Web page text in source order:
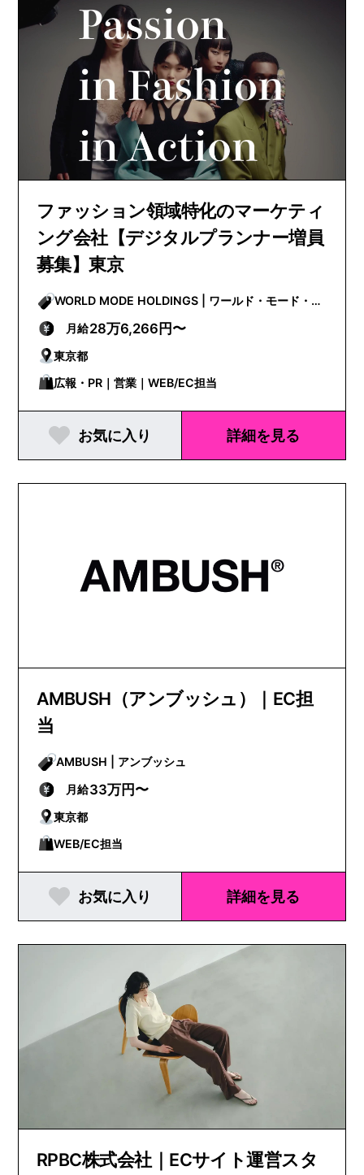
ファッション領域特化のマーケティ
ング会社【デジタルプランナー増員
募集】東京
WORLD MODE HOLDINGS | ワールド・モード・ホ
ールディングス
月給28万6,266円〜
東京都
広報・PR｜営業｜WEB/EC担当
お気に入り 詳細を見る
AMBUSH（アンブッシュ）｜EC担
当
AMBUSH | アンブッシュ
月給33万円〜
東京都
WEB/EC担当
お気に入り 詳細を見る
RPBC株式会社｜ECサイト運営スタ